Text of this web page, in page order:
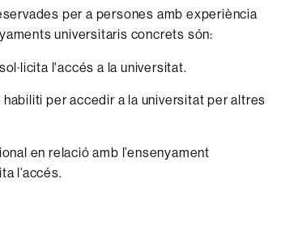
per a persones amb experiència
universitaris concrets són:
l'accés a la universitat.
per accedir a la universitat per altres
en relació amb l’ensenyament
l’accés.